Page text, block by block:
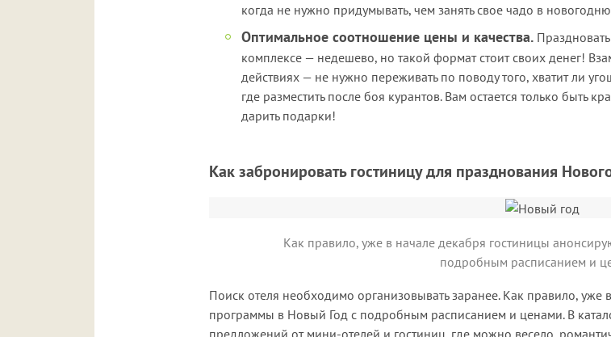
когда не нужно придумывать, чем занять свое чадо в
Оптимальное соотношение цены и качества.
комплексе — недешево, но такой формат стоит своих денег!
действиях — не нужно переживать по поводу того, хватит ли
где разместить после боя курантов. Вам остается только быть
дарить подарки!
Как забронировать гостиницу для празднования
Как правило, уже в начале декабря гостиницы
подробным расписанием и
Поиск отеля необходимо организовывать заранее. Как правило,
программы в Новый Год с подробным расписанием и ценами. В